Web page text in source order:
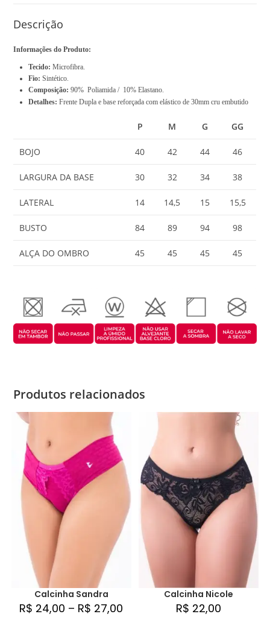
R
$
Descrição
Informações do Produto:
Tecido: Microfibra.
Fio: Sintético.
Composição: 90% Poliamida / 10% Elastano.
Detalhes: Frente Dupla e base reforçada com elástico de 30mm cru embutido
P M G GG
BOJO 40 42 44 46
LARGURA DA BASE 30 32 34 38
LATERAL 14 14,5 15 15,5
BUSTO 84 89 94 98
ALÇA DO OMBRO 45 45 45 45
Produtos relacionados
Calcinha Sandra
R$ 24,00 – R$ 27,00
Calcinha Nicole
R$ 22,00